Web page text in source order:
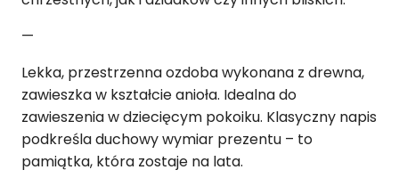
—
Lekka, przestrzenna ozdoba wykonana z drewna,
zawieszka w kształcie anioła. Idealna do
zawieszenia w dziecięcym pokoiku. Klasyczny napis
podkreśla duchowy wymiar prezentu – to
pamiątka, która zostaje na lata.